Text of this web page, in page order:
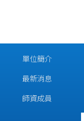
單位簡介
最新消息
師資成員